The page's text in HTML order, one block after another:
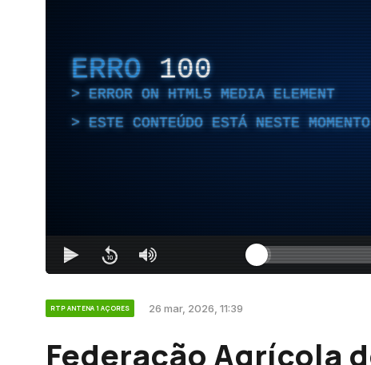
ERRO 100
ERROR ON HTML5 MEDIA ELEMENT
ESTE CONTEÚDO ESTÁ NESTE
RTP ANTENA 1 AÇORES 26 mar, 2026, 11:39
Federação Agrícola